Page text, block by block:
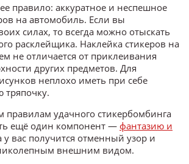
правило: аккуратное и неспешное
на автомобиль. Если вы
силах, то всегда можно отыскать
расклейщика. Наклейка стикеров на
не отличается от приклеивания
других предметов. Для
неплохо иметь при себе
тряпочку.
правилам удачного стикербомбинга
ещё один компонент — фантазию и
у вас получится отменный узор и
внешним видом.